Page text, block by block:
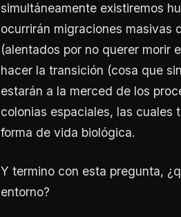
simultáneamente existiremos
ocurrirán migraciones masivas
(alentados por no querer morir
hacer la transición (cosa que
estarán a la merced de los
colonias espaciales, las cuales
forma de vida biológica.
Y termino con esta pregunta,
entorno?